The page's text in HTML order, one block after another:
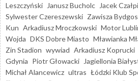
Leszczyński
Janusz Bucholc Jacek
Sylwester Czereszewski Zawisza
Kun Arkadiusz Mroczkowski Motor
Wojda DKS Dobre Miasto Mławianka
Zin Stadion wywiad Arkadiusz Koprucki
Gdynia Piotr Głowacki Jagiellonia
Michał Alancewicz ultras Łódzki Klub